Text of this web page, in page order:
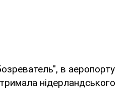
в аеропорту
нідерландського